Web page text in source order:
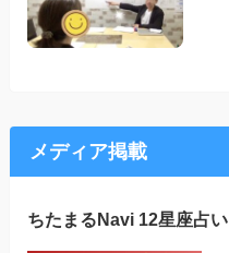
メディア掲載
ちたまるNavi 12星座占い